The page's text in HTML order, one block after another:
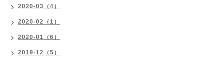
2020-03（4）
2020-02（1）
2020-01（6）
2019-12（5）